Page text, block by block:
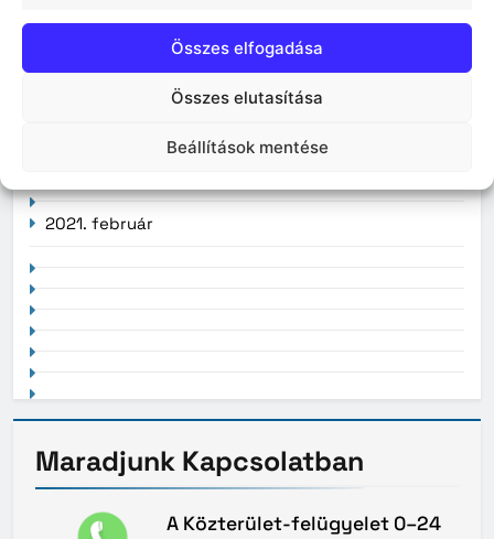
Összes elfogadása
Összes elutasítása
Beállítások mentése
2021. február
Maradjunk Kapcsolatban
A Közterület-felügyelet 0–24